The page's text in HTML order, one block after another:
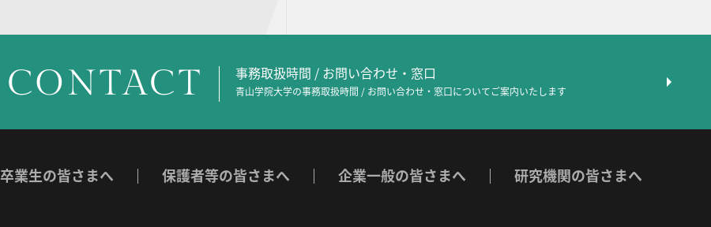
CONTACT 事務取扱時間 / お問い合わせ・窓口
青山学院大学の事務取扱時間 / お問い合わせ・窓口についてご案内いたします
卒業生の皆さまへ 保護者等の皆さまへ 企業一般の皆さまへ 研究機関の皆さまへ